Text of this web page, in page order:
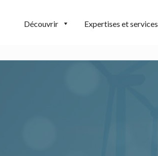
Découvrir Expertises et services